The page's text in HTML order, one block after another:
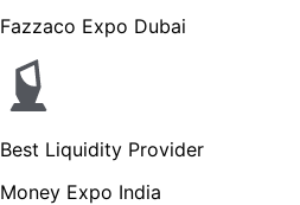
Fazzaco Expo Dubai
Best Liquidity Provider
Money Expo India